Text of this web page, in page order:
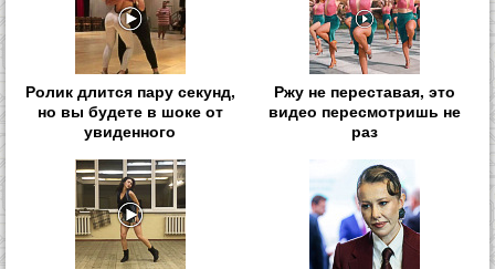
Ролик длится пару секунд,
но вы будете в шоке от
увиденного
Ржу не переставая, это
видео пересмотришь не
раз